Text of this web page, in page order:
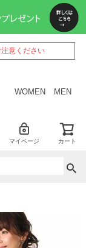
意ください
WOMEN MEN
マイページ カート
ペー
ジト
ップ
へ